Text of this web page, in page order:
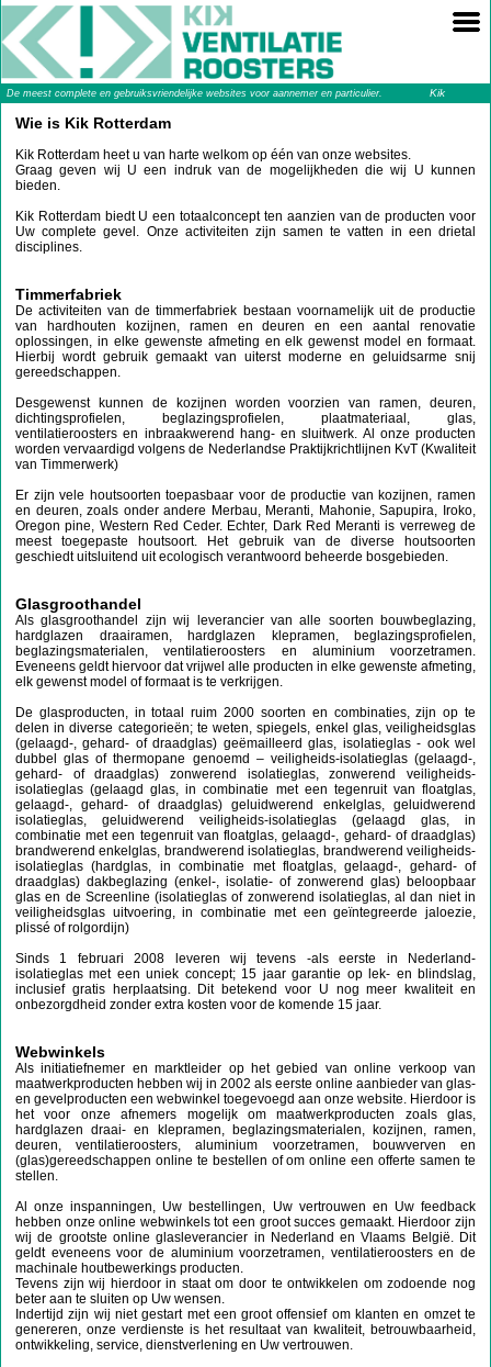
De meest complete en gebruiksvriendelijke websites voor aannemer en particulier.
Kik
Wie is Kik Rotterdam
Kik Rotterdam heet u van harte welkom op één van onze websites.
Graag geven wij U een indruk van de mogelijkheden die wij U kunnen
bieden.
Kik Rotterdam biedt U een totaalconcept ten aanzien van de producten voor
Uw complete gevel. Onze activiteiten zijn samen te vatten in een drietal
disciplines.
Timmerfabriek
De activiteiten van de timmerfabriek bestaan voornamelijk uit de productie
van hardhouten kozijnen, ramen en deuren en een aantal renovatie
oplossingen, in elke gewenste afmeting en elk gewenst model en formaat.
Hierbij wordt gebruik gemaakt van uiterst moderne en geluidsarme snij
gereedschappen.
Desgewenst kunnen de kozijnen worden voorzien van ramen, deuren,
dichtingsprofielen, beglazingsprofielen, plaatmateriaal, glas,
ventilatieroosters en inbraakwerend hang- en sluitwerk. Al onze producten
worden vervaardigd volgens de Nederlandse Praktijkrichtlijnen KvT (Kwaliteit
van Timmerwerk)
Er zijn vele houtsoorten toepasbaar voor de productie van kozijnen, ramen
en deuren, zoals onder andere Merbau, Meranti, Mahonie, Sapupira, Iroko,
Oregon pine, Western Red Ceder. Echter, Dark Red Meranti is verreweg de
meest toegepaste houtsoort. Het gebruik van de diverse houtsoorten
geschiedt uitsluitend uit ecologisch verantwoord beheerde bosgebieden.
Glasgroothandel
Als glasgroothandel zijn wij leverancier van alle soorten bouwbeglazing,
hardglazen draairamen, hardglazen klepramen, beglazingsprofielen,
beglazingsmaterialen, ventilatieroosters en aluminium voorzetramen.
Eveneens geldt hiervoor dat vrijwel alle producten in elke gewenste afmeting,
elk gewenst model of formaat is te verkrijgen.
De glasproducten, in totaal ruim 2000 soorten en combinaties, zijn op te
delen in diverse categorieën; te weten, spiegels, enkel glas, veiligheidsglas
(gelaagd-, gehard- of draadglas) geëmailleerd glas, isolatieglas - ook wel
dubbel glas of thermopane genoemd – veiligheids-isolatieglas (gelaagd-,
gehard- of draadglas) zonwerend isolatieglas, zonwerend veiligheids-
isolatieglas (gelaagd glas, in combinatie met een tegenruit van floatglas,
gelaagd-, gehard- of draadglas) geluidwerend enkelglas, geluidwerend
isolatieglas, geluidwerend veiligheids-isolatieglas (gelaagd glas, in
combinatie met een tegenruit van floatglas, gelaagd-, gehard- of draadglas)
brandwerend enkelglas, brandwerend isolatieglas, brandwerend veiligheids-
isolatieglas (hardglas, in combinatie met floatglas, gelaagd-, gehard- of
draadglas) dakbeglazing (enkel-, isolatie- of zonwerend glas) beloopbaar
glas en de Screenline (isolatieglas of zonwerend isolatieglas, al dan niet in
veiligheidsglas uitvoering, in combinatie met een geïntegreerde jaloezie,
plissé of rolgordijn)
Sinds 1 februari 2008 leveren wij tevens -als eerste in Nederland-
isolatieglas met een uniek concept; 15 jaar garantie op lek- en blindslag,
inclusief gratis herplaatsing. Dit betekend voor U nog meer kwaliteit en
onbezorgdheid zonder extra kosten voor de komende 15 jaar.
Webwinkels
Als initiatiefnemer en marktleider op het gebied van online verkoop van
maatwerkproducten hebben wij in 2002 als eerste online aanbieder van glas-
en gevelproducten een webwinkel toegevoegd aan onze website. Hierdoor is
het voor onze afnemers mogelijk om maatwerkproducten zoals glas,
hardglazen draai- en klepramen, beglazingsmaterialen, kozijnen, ramen,
deuren, ventilatieroosters, aluminium voorzetramen, bouwverven en
(glas)gereedschappen online te bestellen of om online een offerte samen te
stellen.
Al onze inspanningen, Uw bestellingen, Uw vertrouwen en Uw feedback
hebben onze online webwinkels tot een groot succes gemaakt. Hierdoor zijn
wij de grootste online glasleverancier in Nederland en Vlaams België. Dit
geldt eveneens voor de aluminium voorzetramen, ventilatieroosters en de
machinale houtbewerkings producten.
Tevens zijn wij hierdoor in staat om door te ontwikkelen om zodoende nog
beter aan te sluiten op Uw wensen.
Indertijd zijn wij niet gestart met een groot offensief om klanten en omzet te
genereren, onze verdienste is het resultaat van kwaliteit, betrouwbaarheid,
ontwikkeling, service, dienstverlening en Uw vertrouwen.